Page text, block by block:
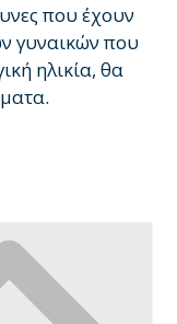
που έχουν
γυναικών που
ηλικία, θα